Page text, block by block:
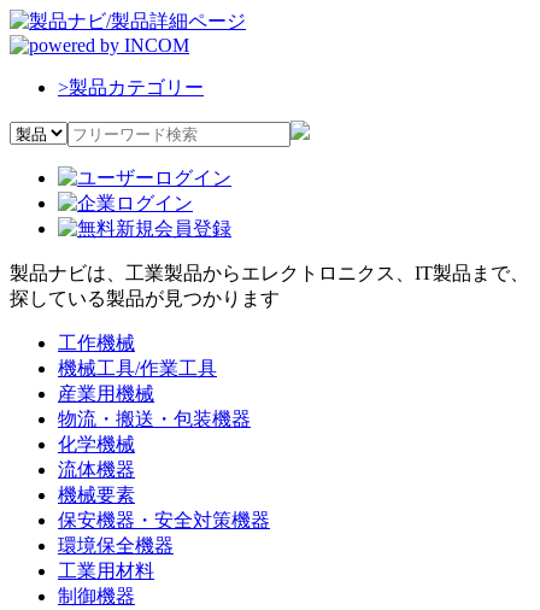
>製品カテゴリー
製品ナビは、工業製品からエレクトロニクス、IT製品まで、
探している製品が見つかります
工作機械
機械工具/作業工具
産業用機械
物流・搬送・包装機器
化学機械
流体機器
機械要素
保安機器・安全対策機器
環境保全機器
工業用材料
制御機器